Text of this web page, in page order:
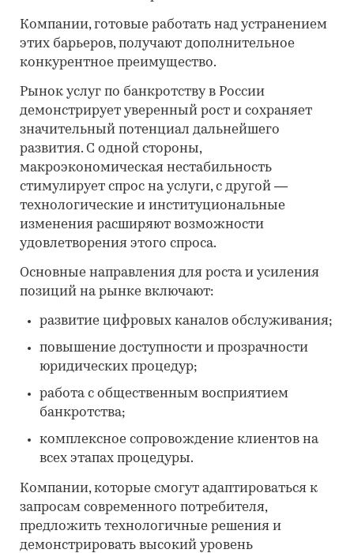
Компании, готовые работать над устранением
этих барьеров, получают дополнительное
конкурентное преимущество.
Рынок услуг по банкротству в России
демонстрирует уверенный рост и сохраняет
значительный потенциал дальнейшего
развития. С одной стороны,
макроэкономическая нестабильность
стимулирует спрос на услуги, с другой —
технологические и институциональные
изменения расширяют возможности
удовлетворения этого спроса.
Основные направления для роста и усиления
позиций на рынке включают:
развитие цифровых каналов обслуживания;
повышение доступности и прозрачности
юридических процедур;
работа с общественным восприятием
банкротства;
комплексное сопровождение клиентов на
всех этапах процедуры.
Компании, которые смогут адаптироваться к
запросам современного потребителя,
предложить технологичные решения и
демонстрировать высокий уровень